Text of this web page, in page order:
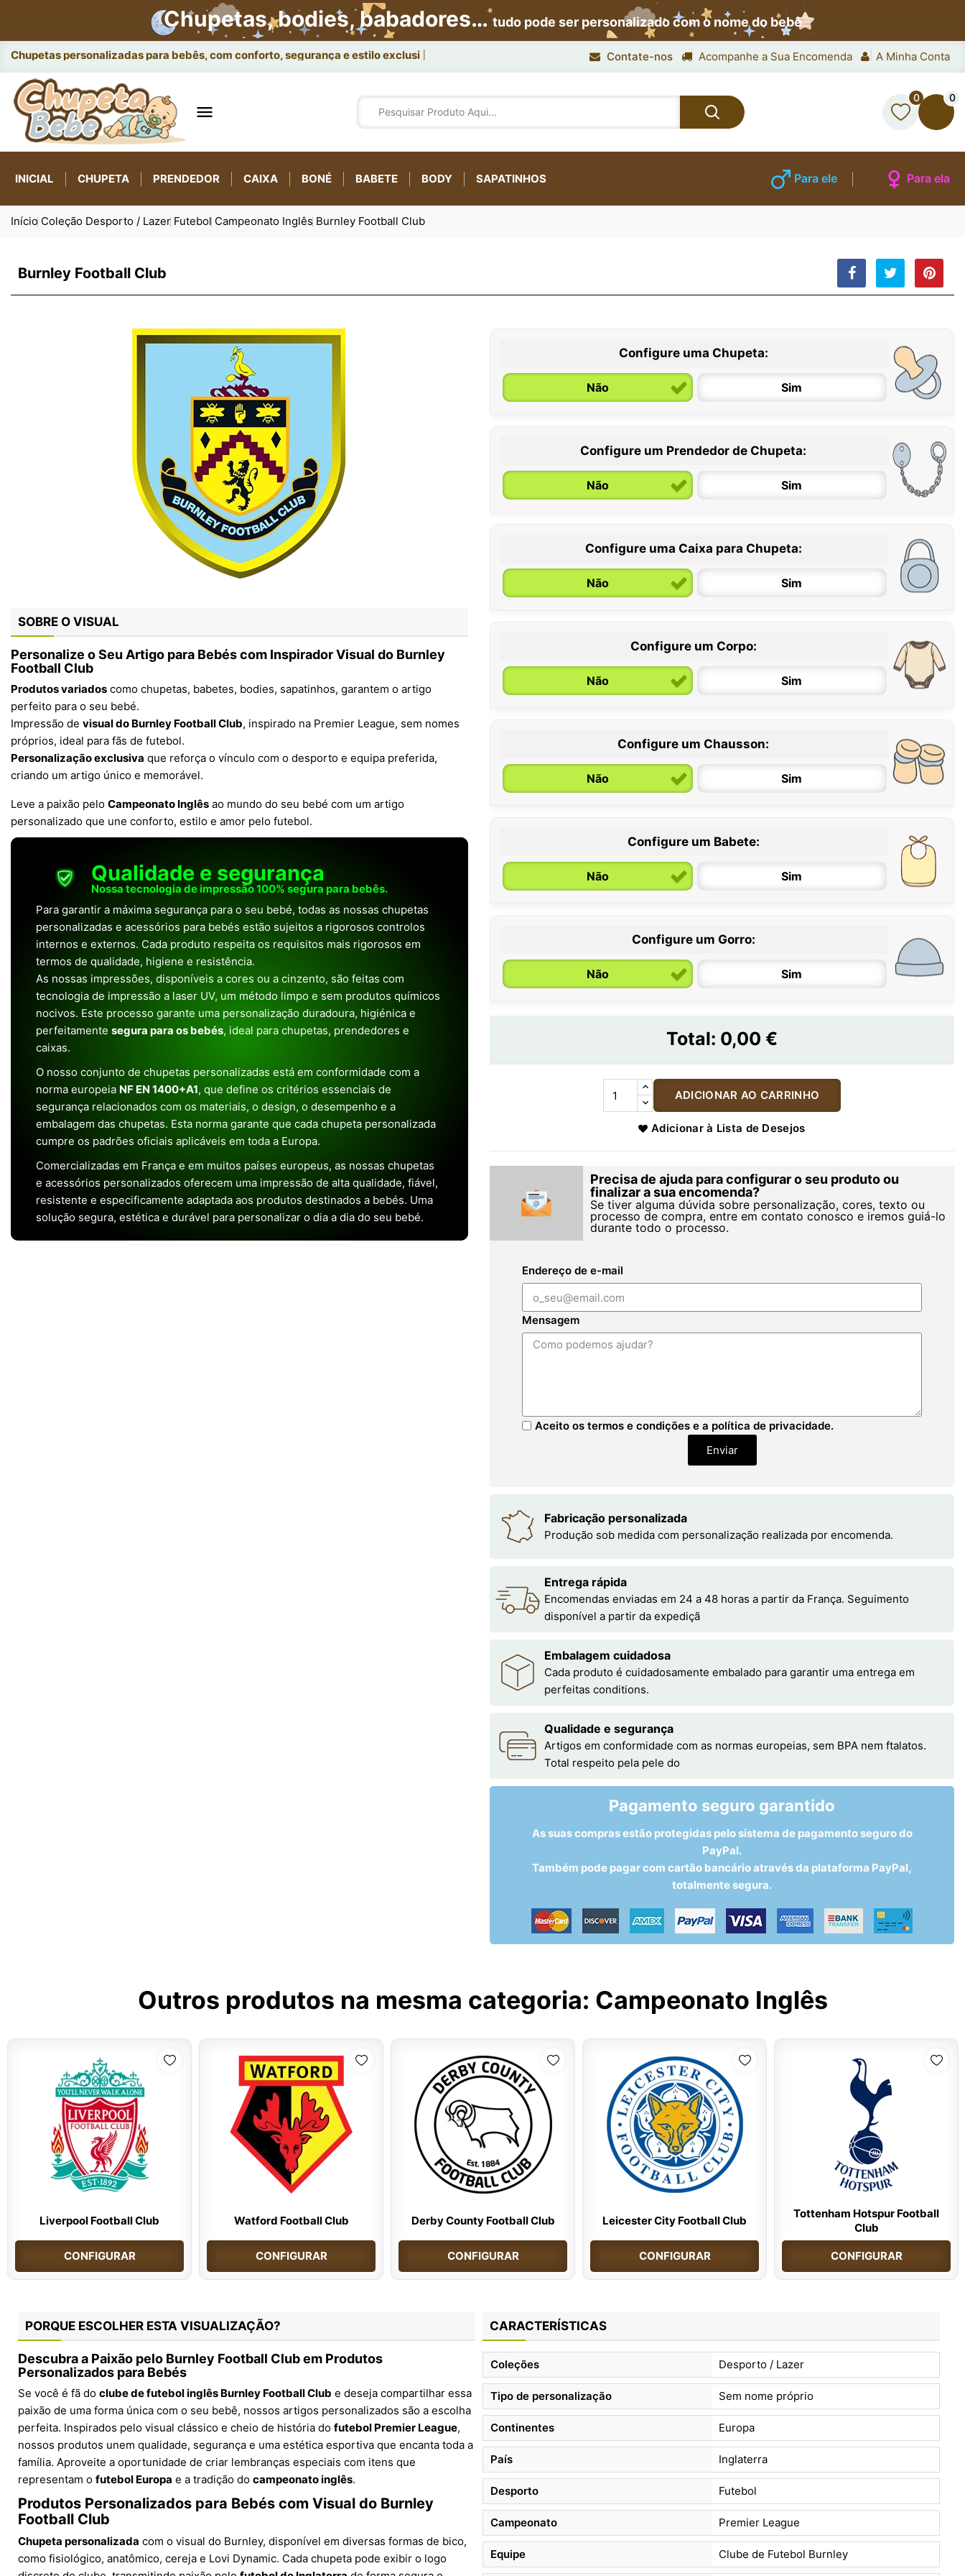
Chupetas, bodies, babadores…tudo pode ser personalizado com o nome do bebê
Chupetas personalizadas para bebês, com conforto, segurança e estilo exclusivo. Contate-nos Acompanhe a Sua Encomenda A Minha Conta

0 0
INICIAL CHUPETA PRENDEDOR CAIXA BONÉ BABETE BODY SAPATINHOS Para ele Para ela
Início Coleção Desporto / Lazer Futebol Campeonato Inglês Burnley Football Club
Burnley Football Club
SOBRE O VISUAL
Personalize o Seu Artigo para Bebés com Inspirador Visual do Burnley
Football Club
Produtos variados como chupetas, babetes, bodies, sapatinhos, garantem o artigo
perfeito para o seu bebé.
Impressão de visual do Burnley Football Club, inspirado na Premier League, sem nomes
próprios, ideal para fãs de futebol.
Personalização exclusiva que reforça o vínculo com o desporto e equipa preferida,
criando um artigo único e memorável.
Leve a paixão pelo Campeonato Inglês ao mundo do seu bebé com um artigo
personalizado que une conforto, estilo e amor pelo futebol.
Qualidade e segurança
Nossa tecnologia de impressão 100% segura para bebês.
Para garantir a máxima segurança para o seu bebé, todas as nossas chupetas
personalizadas e acessórios para bebés estão sujeitos a rigorosos controlos
internos e externos. Cada produto respeita os requisitos mais rigorosos em
termos de qualidade, higiene e resistência.
As nossas impressões, disponíveis a cores ou a cinzento, são feitas com
tecnologia de impressão a laser UV, um método limpo e sem produtos químicos
nocivos. Este processo garante uma personalização duradoura, higiénica e
perfeitamente segura para os bebés, ideal para chupetas, prendedores e
caixas.
O nosso conjunto de chupetas personalizadas está em conformidade com a
norma europeia NF EN 1400+A1, que define os critérios essenciais de
segurança relacionados com os materiais, o design, o desempenho e a
embalagem das chupetas. Esta norma garante que cada chupeta personalizada
cumpre os padrões oficiais aplicáveis em toda a Europa.
Comercializadas em França e em muitos países europeus, as nossas chupetas
e acessórios personalizados oferecem uma impressão de alta qualidade, fiável,
resistente e especificamente adaptada aos produtos destinados a bebés. Uma
solução segura, estética e durável para personalizar o dia a dia do seu bebé.
Configure uma Chupeta:
Não Sim
0 / 6 meses
Configure um Prendedor de Chupeta:
Não Sim
Configure uma Caixa para Chupeta:
Não Sim
Configure um Corpo:
Não Sim
6 / 12 meses 12 / 18 meses
Configure um Chausson:
Não Sim
Configure um Babete:
Não Sim
Configure um Gorro:
Não Sim
Total: 0,00 €
ADICIONAR AO CARRINHO
Adicionar à Lista de Desejos
Precisa de ajuda para configurar o seu produto ou
finalizar a sua encomenda?
Se tiver alguma dúvida sobre personalização, cores, texto ou
processo de compra, entre em contato conosco e iremos guiá-lo
durante todo o processo.
Endereço de e-mail
Mensagem
Aceito os termos e condições e a política de privacidade.
Enviar
Fabricação personalizada
Produção sob medida com personalização realizada por encomenda.
Entrega rápida
Encomendas enviadas em 24 a 48 horas a partir da França. Seguimento
disponível a partir da expediçã
Embalagem cuidadosa
Cada produto é cuidadosamente embalado para garantir uma entrega em
perfeitas conditions.
Qualidade e segurança
Artigos em conformidade com as normas europeias, sem BPA nem ftalatos.
Total respeito pela pele do
Pagamento seguro garantido
As suas compras estão protegidas pelo sistema de pagamento seguro do
PayPal.
Também pode pagar com cartão bancário através da plataforma PayPal,
totalmente segura.
Outros produtos na mesma categoria: Campeonato Inglês
Liverpool Football Club
CONFIGURAR
Watford Football Club
CONFIGURAR
Derby County Football Club
CONFIGURAR
Leicester City Football Club
CONFIGURAR
Tottenham Hotspur Football
Club
CONFIGURAR
PORQUE ESCOLHER ESTA VISUALIZAÇÃO?
Descubra a Paixão pelo Burnley Football Clubem Produtos
Personalizados para Bebés
Se você é fã do clube de futebol inglês Burnley Football Club e deseja compartilhar essa
paixão de uma forma única com o seu bebê, nossos artigos personalizados são a escolha
perfeita. Inspirados pelo visual clássico e cheio de história do futebol Premier League,
nossos produtos unem qualidade, segurança e uma estética esportiva que encanta toda a
família. Aproveite a oportunidade de criar lembranças especiais com itens que
representam o futebol Europa e a tradição do campeonato inglês.
Produtos Personalizados para Bebés com Visual do Burnley
Football Club
Chupeta personalizada com o visual do Burnley, disponível em diversas formas de bico,
como fisiológico, anatômico, cereja e Lovi Dynamic. Cada chupeta pode exibir o logo
CARACTERÍSTICAS
Coleções Desporto / Lazer
Tipo de personalização Sem nome próprio
Continentes Europa
País Inglaterra
Desporto Futebol
Campeonato Premier League
Equipe Clube de Futebol Burnley